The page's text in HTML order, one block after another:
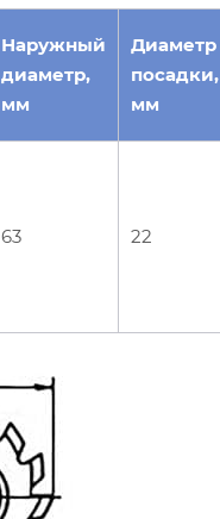
Наружный
диаметр,
мм
Диаметр
посадки,
мм
63 22